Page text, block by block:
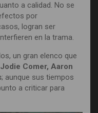
a calidad. No se
por
logran ser
en la trama.
un gran elenco que
Jodie Comer, Aaron
; aunque sus tiempos
a criticar para